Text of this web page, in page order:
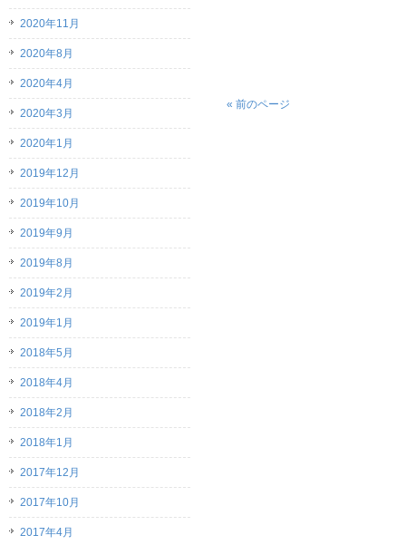
« 前のページ
2020年11月
2020年8月
2020年4月
2020年3月
2020年1月
2019年12月
2019年10月
2019年9月
2019年8月
2019年2月
2019年1月
2018年5月
2018年4月
2018年2月
2018年1月
2017年12月
2017年10月
2017年4月